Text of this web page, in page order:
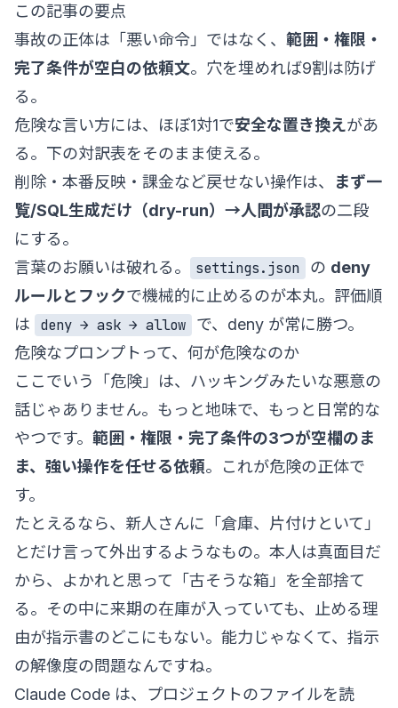
この記事の要点
事故の正体は「悪い命令」ではなく、 範囲・権限・
完了条件が空白の依頼文。穴を埋めれば9割は防げ
る。
危険な言い方には、ほぼ1対1で安全な置き換えがあ
る。下の対訳表をそのまま使える。
削除・本番反映・課金など戻せない操作は、
まず一
覧/SQL生成だけ（dry-run）→人間が承認の二段
にする。
言葉のお願いは破れる。
settings.json の deny
ルールとフックで機械的に止めるのが本丸。評価順
は
deny → ask → allow
で、deny が常に勝つ。
危険なプロンプトって、何が危険なのか
ここでいう「危険」は、ハッキングみたいな悪意の
話じゃありません。もっと地味で、もっと日常的な
やつです。 範囲・権限・完了条件の3つが空欄のま
ま、強い操作を任せる依頼。これが危険の正体で
す。
たとえるなら、新人さんに「倉庫、片付けといて」
とだけ言って外出するようなもの。本人は真面目だ
から、よかれと思って「古そうな箱」を全部捨て
る。その中に来期の在庫が入っていても、止める理
由が指示書のどこにもない。能力じゃなくて、指示
の解像度の問題なんですね。
Claude Code は、プロジェクトのファイルを読